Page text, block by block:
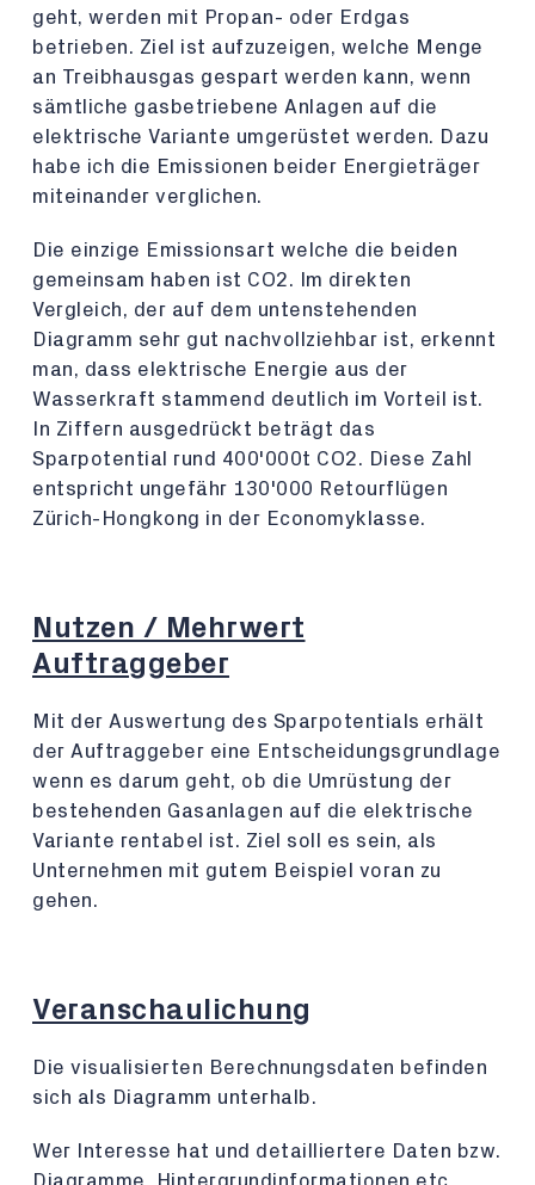
geht, werden mit Propan- oder Erdgas
betrieben. Ziel ist aufzuzeigen, welche Menge
an Treibhausgas gespart werden kann, wenn
sämtliche gasbetriebene Anlagen auf die
elektrische Variante umgerüstet werden. Dazu
habe ich die Emissionen beider Energieträger
miteinander verglichen.
Die einzige Emissionsart welche die beiden
gemeinsam haben ist CO2. Im direkten
Vergleich, der auf dem untenstehenden
Diagramm sehr gut nachvollziehbar ist, erkennt
man, dass elektrische Energie aus der
Wasserkraft stammend deutlich im Vorteil ist.
In Ziffern ausgedrückt beträgt das
Sparpotential rund 400'000t CO2. Diese Zahl
entspricht ungefähr 130'000 Retourflügen
Zürich-Hongkong in der Economyklasse.
Nutzen / Mehrwert
Auftraggeber
Mit der Auswertung des Sparpotentials erhält
der Auftraggeber eine Entscheidungsgrundlage
wenn es darum geht, ob die Umrüstung der
bestehenden Gasanlagen auf die elektrische
Variante rentabel ist. Ziel soll es sein, als
Unternehmen mit gutem Beispiel voran zu
gehen.
Veranschaulichung
Die visualisierten Berechnungsdaten befinden
sich als Diagramm unterhalb.
Wer Interesse hat und detailliertere Daten bzw.
Diagramme, Hintergrundinformationen etc.